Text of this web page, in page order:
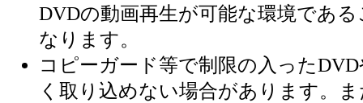
DVDの動画再生が可能な環境であ
なります。
コピーガード等で制限の入った
く取り込めない場合があります。